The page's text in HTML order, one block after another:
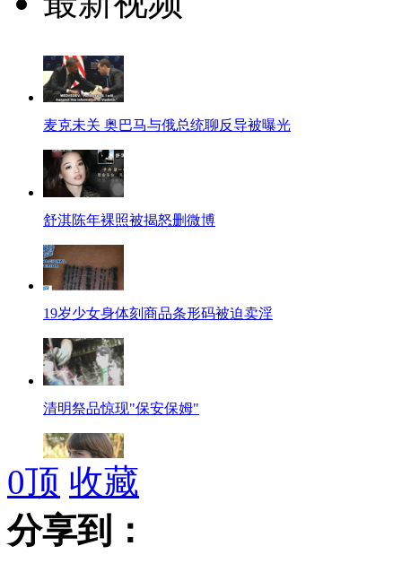
麦克未关 奥巴马与俄总统聊反导被曝光
舒淇陈年裸照被揭怒删微博
19岁少女身体刻商品条形码被迫卖淫
清明祭品惊现"保安保姆"
九岁男童几乎对所有食物过敏
0顶 收藏
分享到：